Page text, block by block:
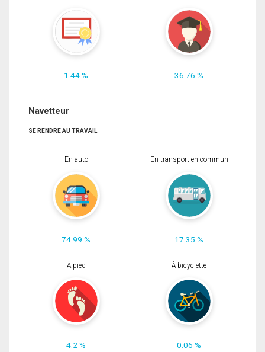
1.44 % 36.76 %
Navetteur
SE RENDRE AU TRAVAIL
En auto
74.99 %
En transport en commun
17.35 %
À pied
4.2 %
À bicyclette
0.06 %